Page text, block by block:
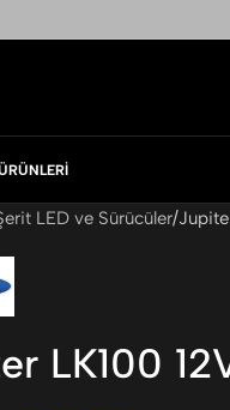
LED ve Sürücüler
LK100